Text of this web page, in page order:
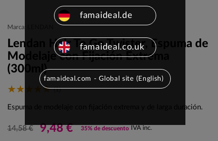
Marca: LENDAN
Lendan Hair To Go Twister, Espuma de
Modelaje con Fijación Extrema
(300ml)
(1)
Espuma de modelaje con fijación extrema y de larga duración.
14,58 € 9,48 € 35% de descuento IVA inc.
famaideal.de
famaideal.co.uk
famaideal.com - Global site (English)